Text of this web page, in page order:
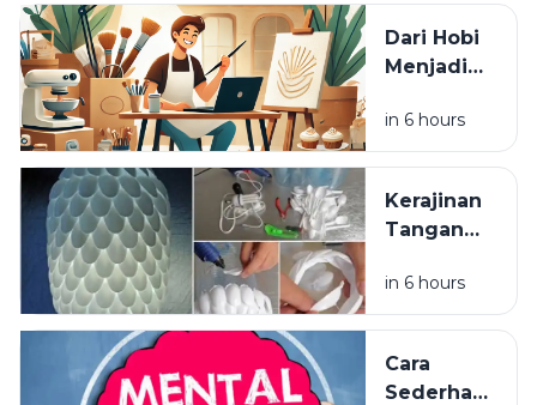
Dari Hobi
Menjadi
Mengubah
Keterampilan
Usaha
in 6 hours
Kerajinan
Tangan
Bisa
Menjadi
in 6 hours
Cara
Sederhana